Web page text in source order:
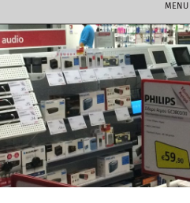
MENU